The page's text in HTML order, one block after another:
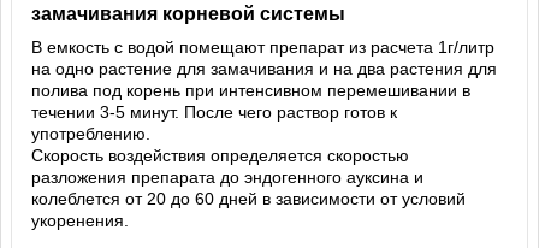
замачивания корневой системы
В емкость с водой помещают препарат из расчета 1г/литр
на одно растение для замачивания и на два растения для
полива под корень при интенсивном перемешивании в
течении 3-5 минут. После чего раствор готов к
употреблению.
Скорость воздействия определяется скоростью
разложения препарата до эндогенного ауксина и
колеблется от 20 до 60 дней в зависимости от условий
укоренения.